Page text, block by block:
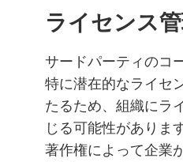
ライセンス
サードパーティのコ
特に潜在的なライセ
たるため、組織にラ
じる可能性がありま
著作権によって企業